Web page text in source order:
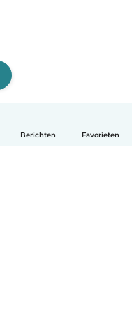
Berichten Favorieten